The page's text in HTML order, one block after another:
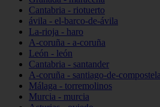
Cantabria - riotuerto
ávila - el-barco-de-ávila
La-rioja - haro
A-coruña - a-coruña
León - león
Cantabria - santander
A-coruña - santiago-de-compostela
Málaga - torremolinos
Murcia - murcia